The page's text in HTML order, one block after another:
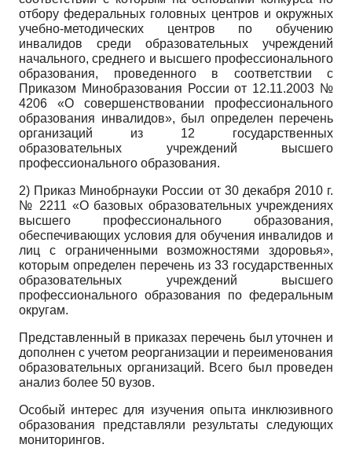
отбору федеральных головных центров и окружных
учебно-методических центров по обучению
инвалидов среди образовательных учреждений
начального, среднего и высшего профессионального
образования, проведенного в соответствии с
Приказом Минобразования России от 12.11.2003 №
4206 «О совершенствовании профессионального
образования инвалидов», был определен перечень
организаций из 12 государственных
образовательных учреждений высшего
профессионального образования.
2) Приказ Минобрнауки России от 30 декабря 2010 г.
№ 2211 «О базовых образовательных учреждениях
высшего профессионального образования,
обеспечивающих условия для обучения инвалидов и
лиц с ограниченными возможностями здоровья»,
которым определен перечень из 33 государственных
образовательных учреждений высшего
профессионального образования по федеральным
округам.
Представленный в приказах перечень был уточнен и
дополнен с учетом реорганизации и переименования
образовательных организаций. Всего был проведен
анализ более 50 вузов.
Особый интерес для изучения опыта ин­клюзивного
образования представляли результаты следующих
мониторингов.